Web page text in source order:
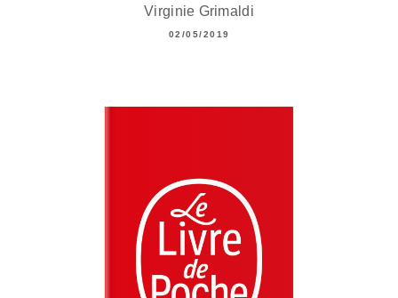
Virginie Grimaldi
02/05/2019